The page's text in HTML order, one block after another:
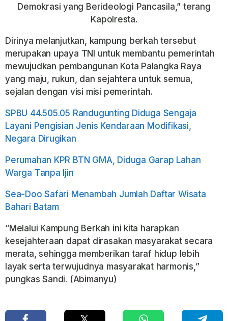
Demokrasi yang Berideologi Pancasila,” terang
Kapolresta.
Dirinya melanjutkan, kampung berkah tersebut
merupakan upaya TNI untuk membantu pemerintah
mewujudkan pembangunan Kota Palangka Raya
yang maju, rukun, dan sejahtera untuk semua,
sejalan dengan visi misi pemerintah.
SPBU 44.505.05 Randugunting Diduga Sengaja
Layani Pengisian Jenis Kendaraan Modifikasi,
Negara Dirugikan
Perumahan KPR BTN GMA, Diduga Garap Lahan
Warga Tanpa Ijin
Sea-Doo Safari Menambah Jumlah Daftar Wisata
Bahari Batam
“Melalui Kampung Berkah ini kita harapkan
kesejahteraan dapat dirasakan masyarakat secara
merata, sehingga memberikan taraf hidup lebih
layak serta terwujudnya masyarakat harmonis,”
pungkas Sandi. (Abimanyu)